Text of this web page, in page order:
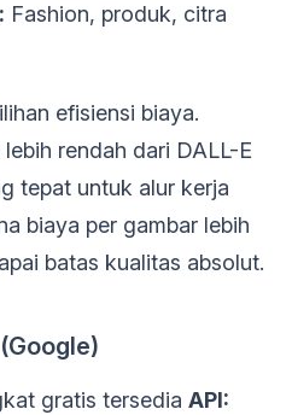
Fashion, produk, citra
efisiensi biaya.
rendah dari DALL-E
tepat untuk alur kerja
biaya per gambar lebih
batas kualitas absolut.
gratis tersedia API: